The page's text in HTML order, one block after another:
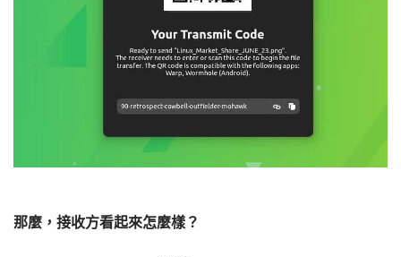
那麼，接收方看起來怎麼樣？